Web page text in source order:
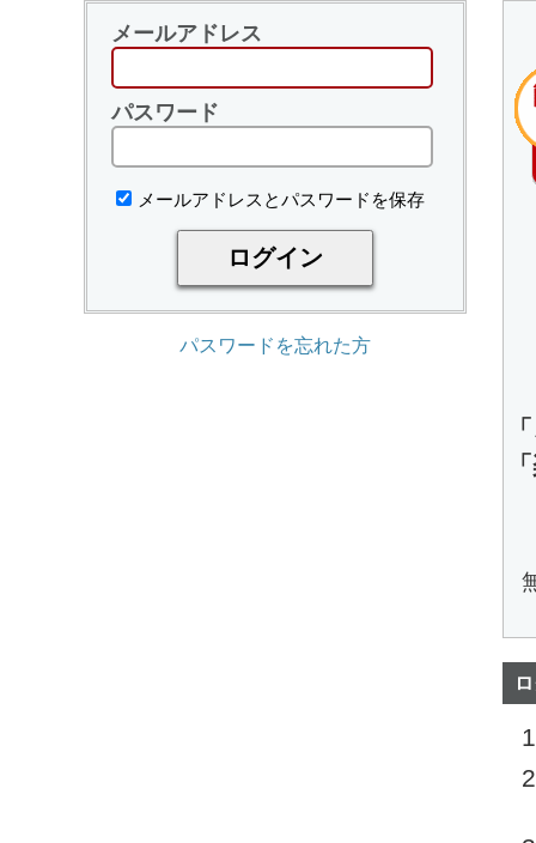
メールアドレス
パスワード
メールアドレスとパスワードを保存
パスワードを忘れた方